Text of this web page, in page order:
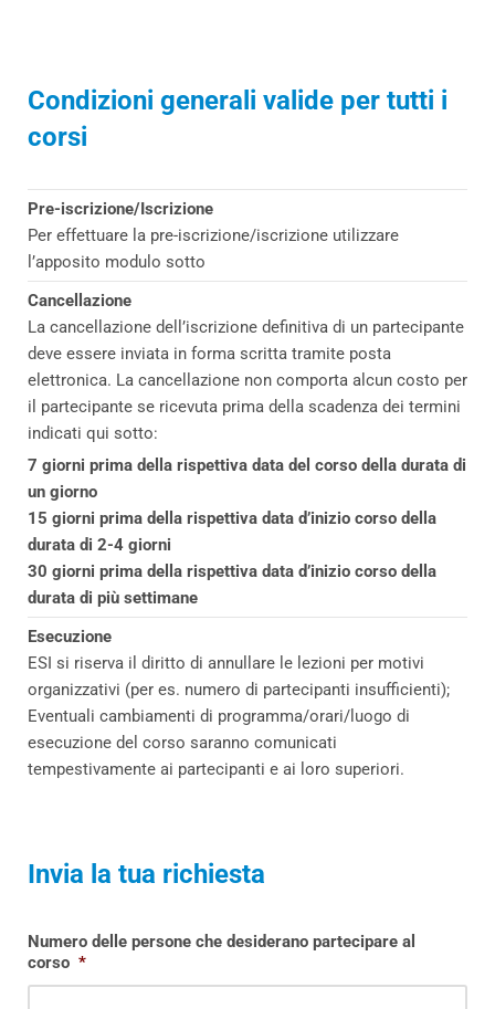
Condizioni generali valide per tutti i
corsi
Pre-iscrizione/Iscrizione
Per effettuare la pre-iscrizione/iscrizione utilizzare
l’apposito modulo sotto
Cancellazione
La cancellazione dell’iscrizione definitiva di un partecipante
deve essere inviata in forma scritta tramite posta
elettronica. La cancellazione non comporta alcun costo per
il partecipante se ricevuta prima della scadenza dei termini
indicati qui sotto:
7 giorni prima della rispettiva data del corso della durata di
un giorno
15 giorni prima della rispettiva data d’inizio corso della
durata di 2-4 giorni
30 giorni prima della rispettiva data d’inizio corso della
durata di più settimane
Esecuzione
ESI si riserva il diritto di annullare le lezioni per motivi
organizzativi (per es. numero di partecipanti insufficienti);
Eventuali cambiamenti di programma/orari/luogo di
esecuzione del corso saranno comunicati
tempestivamente ai partecipanti e ai loro superiori.
Invia la tua richiesta
Numero delle persone che desiderano partecipare al
corso *